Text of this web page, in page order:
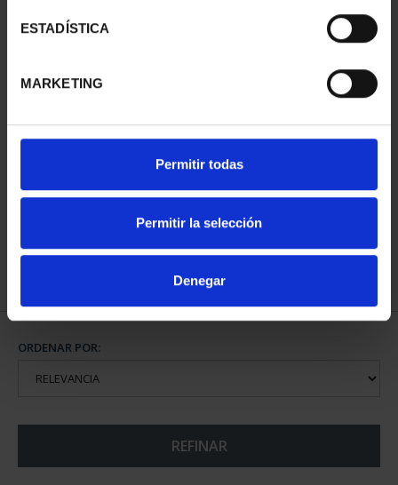
ESTADÍSTICA
MARKETING
Permitir todas
Permitir la selección
Denegar
CIUDADES PATRIMONIO
73,00 €
ORDENAR POR:
REFINAR